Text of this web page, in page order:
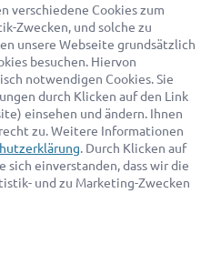
verschiedene Cookies zum
Zwecken, und solche zu
unsere Webseite grundsätzlich
besuchen. Hiervon
notwendigen Cookies. Sie
durch Klicken auf den Link
einsehen und ändern. Ihnen
zu. Weitere Informationen
. Durch Klicken auf
sich einverstanden, dass wir die
und zu Marketing-Zwecken